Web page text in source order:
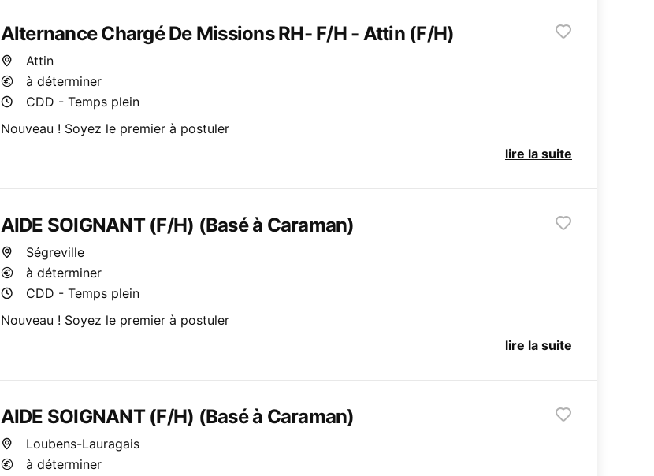
Alternance Chargé De Missions RH- F/H - Attin (F/H)
Attin
à déterminer
CDD - Temps plein
Nouveau ! Soyez le premier à postuler
lire la suite
AIDE SOIGNANT (F/H) (Basé à Caraman)
Ségreville
à déterminer
CDD - Temps plein
Nouveau ! Soyez le premier à postuler
lire la suite
AIDE SOIGNANT (F/H) (Basé à Caraman)
Loubens-Lauragais
à déterminer